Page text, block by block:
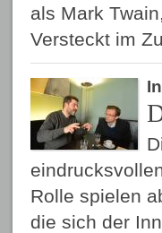
als Mark
Versteckt im
Rolle spielen
die sich der